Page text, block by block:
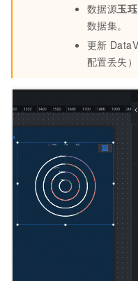
数据源玉
数据集。
更新 DataV
配置丢失）